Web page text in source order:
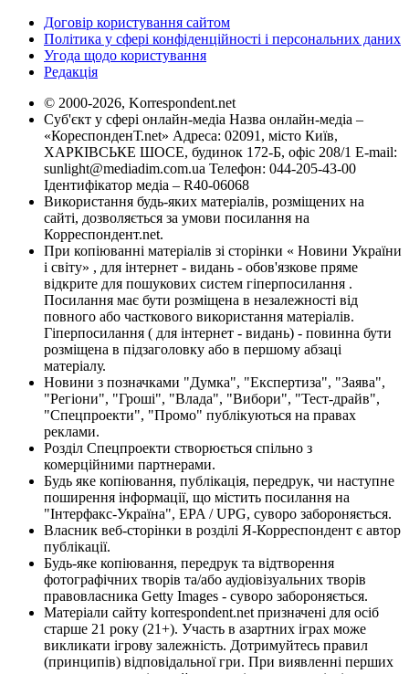
Договір користування сайтом
Політика у сфері конфіденційності і персональних даних
Угода щодо користування
Редакція
© 2000-2026, Korrespondent.net
Суб'єкт у сфері онлайн-медіа Назва онлайн-медіа –
«КореспонденТ.net» Адреса: 02091, місто Київ,
ХАРКІВСЬКЕ ШОСЕ, будинок 172-Б, офіс 208/1 E-mail:
sunlight@mediadim.com.ua Телефон: 044-205-43-00
Ідентифікатор медіа – R40-06068
Використання будь-яких матеріалів, розміщених на
сайті, дозволяється за умови посилання на
Корреспондент.net.
При копіюванні матеріалів зі сторінки « Новини України
і світу» , для інтернет - видань - обов'язкове пряме
відкрите для пошукових систем гіперпосилання .
Посилання має бути розміщена в незалежності від
повного або часткового використання матеріалів.
Гіперпосилання ( для інтернет - видань) - повинна бути
розміщена в підзаголовку або в першому абзаці
матеріалу.
Новини з позначками "Думка", "Експертиза", "Заява",
"Регіони", "Гроші", "Влада", "Вибори", "Тест-драйв",
"Спецпроекти", "Промо" публікуються на правах
реклами.
Розділ Спецпроекти створюється спільно з
комерційними партнерами.
Будь яке копіювання, публікація, передрук, чи наступне
поширення інформації, що містить посилання на
"Інтерфакс-Україна", EPA / UPG, суворо забороняється.
Власник веб-сторінки в розділі Я-Корреспондент є автор
публікації.
Будь-яке копіювання, передрук та відтворення
фотографічних творів та/або аудіовізуальних творів
правовласника Getty Images - суворо забороняється.
Матеріали сайту korrespondent.net призначені для осіб
старше 21 року (21+). Участь в азартних іграх може
викликати ігрову залежність. Дотримуйтесь правил
(принципів) відповідальної гри. При виявленні перших